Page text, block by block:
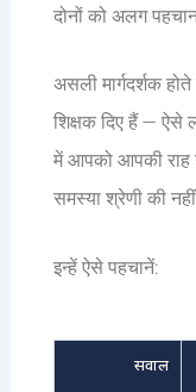
दोनों को अलग
असली मार्गदर्शक
शिक्षक दिए हैं — ऐसे
में आपको आपकी
समस्या श्रेणी की
इन्हें ऐसे पहचानें:
सवाल